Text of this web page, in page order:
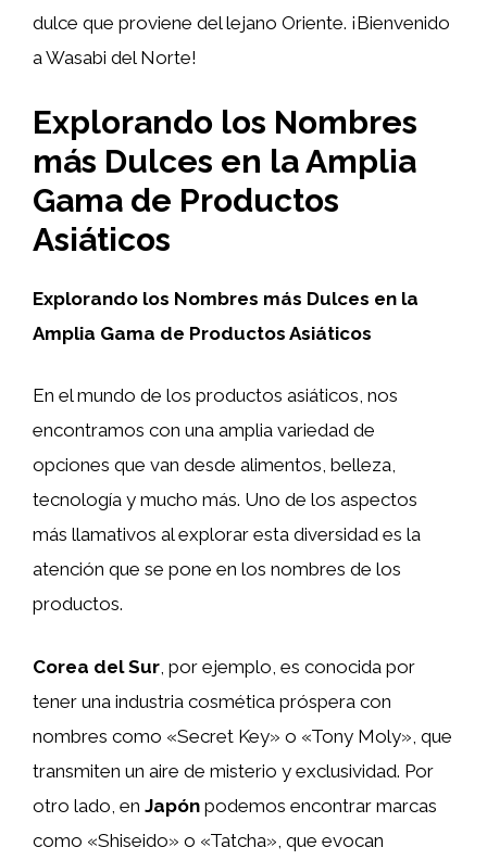
dulce que proviene del lejano Oriente. ¡Bienvenido
a Wasabi del Norte!
Explorando los Nombres
más Dulces en la Amplia
Gama de Productos
Asiáticos
Explorando los Nombres más Dulces en la
Amplia Gama de Productos Asiáticos
En el mundo de los productos asiáticos, nos
encontramos con una amplia variedad de
opciones que van desde alimentos, belleza,
tecnología y mucho más. Uno de los aspectos
más llamativos al explorar esta diversidad es la
atención que se pone en los nombres de los
productos.
Corea del Sur , por ejemplo, es conocida por
tener una industria cosmética próspera con
nombres como «Secret Key» o «Tony Moly», que
transmiten un aire de misterio y exclusividad. Por
otro lado, en Japón podemos encontrar marcas
como «Shiseido» o «Tatcha», que evocan